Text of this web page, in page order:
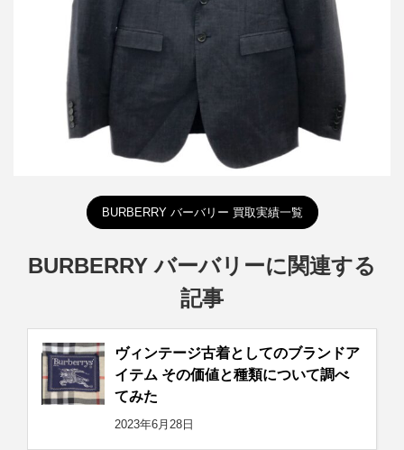
詳しく見る
BURBERRY バーバリー 買取実績一覧
BURBERRY バーバリーに関連する
記事
ヴィンテージ古着としてのブランドア
イテム その価値と種類について調べ
てみた
2023年6月28日